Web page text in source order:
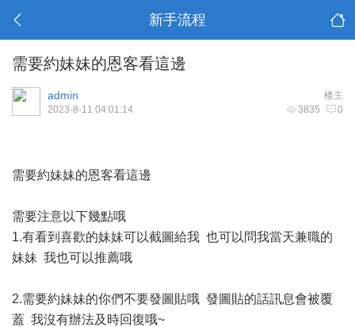
新手流程
需要約妹妹的恩客看這邊
楼主
admin
3835 0
2023-8-11 04:01:14
需要約妹妹的恩客看這邊
需要注意以下幾點哦
1.有看到喜歡的妹妹可以截圖給我 也可以問我當天兼職的
妹妹 我也可以推薦哦
2.需要約妹妹的你們不要發圖貼哦 發圖貼的話訊息會被覆
蓋 我沒有辦法及時回復哦~